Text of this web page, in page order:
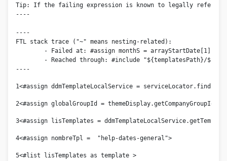
Tip: If the failing expression is known to legally refer to
----
----
FTL stack trace ("~" means nesting-related):
----
1<#assign ddmTemplateLocalService =
2<#assign globalGroupId =
3<#assign lisTemplates =
4<#assign nombreTpl =  "help-dates-general">
5<#list lisTemplates as template >